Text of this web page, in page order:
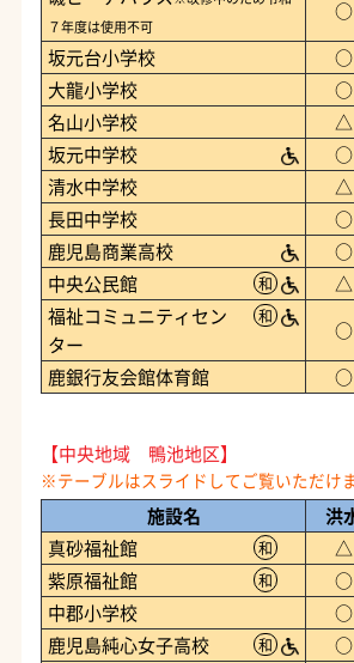
７年度は使用不可
○
坂元台小学校
○
大龍小学校
○
名山小学校
△
坂元中学校
○
清水中学校
△
長田中学校
○
鹿児島商業高校
○
中央公民館
和 △
福祉コミュニティセン
ター
和
○
鹿銀行友会館体育館
○
【中央地域 鴨池地区】
施設名 洪
真砂福祉館
和 △
紫原福祉館
和 ○
中郡小学校
○
鹿児島純心女子高校
和 ○